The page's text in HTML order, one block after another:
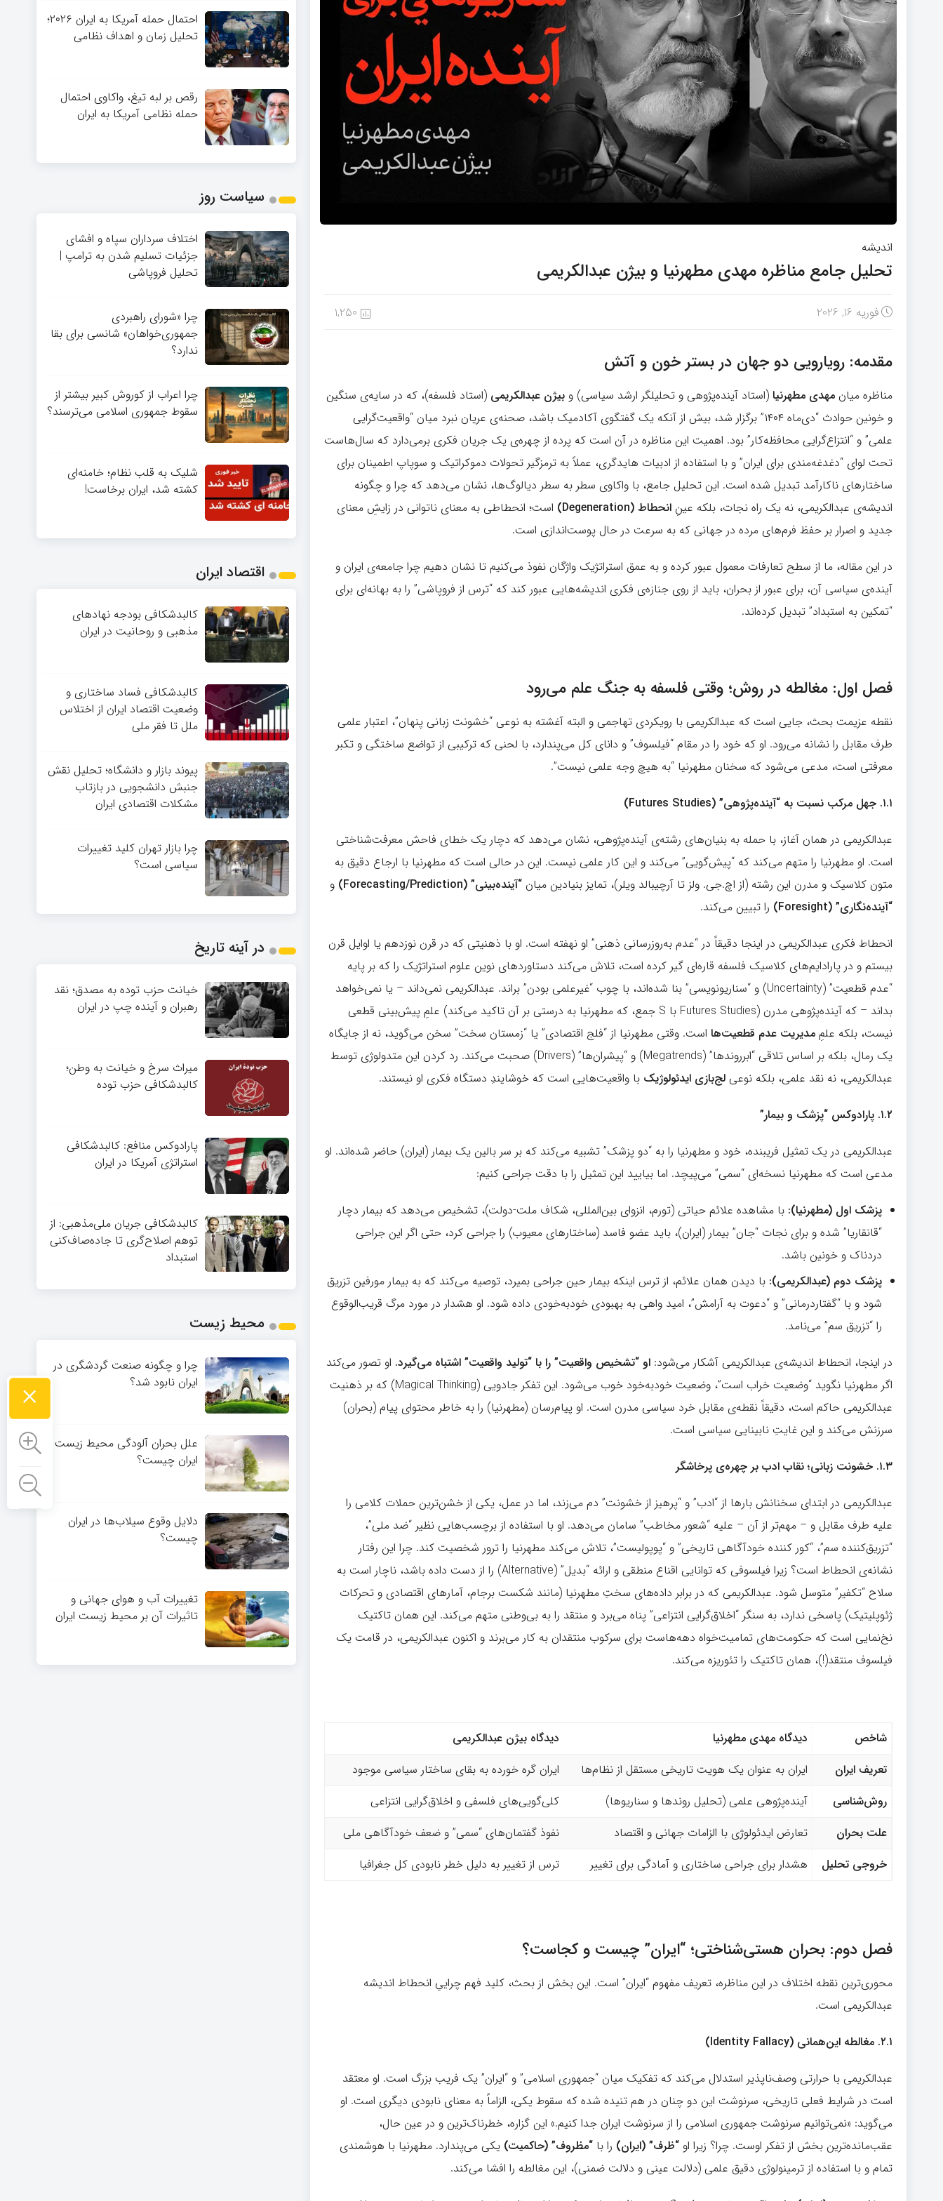
اندیشه
تحلیل جامع مناظره مهدی مطهرنیا و بیژن عبدالکریمی
فوریه 16, 2026 1,250
مقدمه: رویارویی دو جهان در بستر خون و آتش
مناظره میان مهدی مطهرنیا (استاد آینده‌پژوهی و تحلیلگر ارشد سیاسی) و بیژن عبدالکریمی (استاد فلسفه)، که در سایه‌ی سنگین
و خونین حوادث “دی‌ماه ۱۴۰۴” برگزار شد، بیش از آنکه یک گفتگوی آکادمیک باشد، صحنه‌ی عریان نبرد میان “واقعیت‌گرایی
علمی” و “انتزاع‌گرایی محافظه‌کار” بود. اهمیت این مناظره در آن است که پرده از چهره‌ی یک جریان فکری برمی‌دارد که سال‌هاست
تحت لوای “دغدغه‌مندی برای ایران” و با استفاده از ادبیات هایدگری، عملاً به ترمزگیر تحولات دموکراتیک و سوپاپ اطمینان برای
ساختارهای ناکارآمد تبدیل شده است. این تحلیل جامع، با واکاوی سطر به سطر دیالوگ‌ها، نشان می‌دهد که چرا و چگونه
اندیشه‌ی عبدالکریمی، نه یک راه نجات، بلکه عینِ انحطاط (Degeneration)
است؛ انحطاطی به معنای ناتوانی در زایشِ معنای
جدید و اصرار بر حفظ فرم‌های مرده در جهانی که به سرعت در حال پوست‌اندازی است.
در این مقاله، ما از سطح تعارفات معمول عبور کرده و به عمق استراتژیک واژگان نفوذ می‌کنیم تا نشان دهیم چرا جامعه‌ی ایران و
آینده‌ی سیاسی آن، برای عبور از بحران، باید از روی جنازه‌ی فکری اندیشه‌هایی عبور کند که “ترس از فروپاشی” را به بهانه‌ای برای
“تمکین به استبداد” تبدیل کرده‌اند.
فصل اول: مغالطه در روش؛ وقتی فلسفه به جنگ علم می‌رود
نقطه عزیمت بحث، جایی است که عبدالکریمی با رویکردی تهاجمی و البته آغشته به نوعی “خشونت زبانی پنهان”، اعتبار علمی
طرف مقابل را نشانه می‌رود. او که خود را در مقام “فیلسوف” و دانای کل می‌پندارد، با لحنی که ترکیبی از تواضع ساختگی و تکبر
معرفتی است، مدعی می‌شود که سخنان مطهرنیا “به هیچ وجه علمی نیست”.
۱.۱. جهل مرکب نسبت به “آینده‌پژوهی” (Futures Studies)
عبدالکریمی در همان آغاز، با حمله به بنیان‌های رشته‌ی آینده‌پژوهی، نشان می‌دهد که دچار یک خطای فاحش معرفت‌شناختی
است. او مطهرنیا را متهم می‌کند که “پیش‌گویی” می‌کند و این کار علمی نیست. این در حالی است که مطهرنیا با ارجاع دقیق به
متون کلاسیک و مدرن این رشته (از اچ.جی. ولز تا آرچیبالد ویلر)، تمایز بنیادین میان “آینده‌بینی” (Forecasting/Prediction)
و
“آینده‌نگاری” (Foresight) را تبیین می‌کند.
انحطاط فکری عبدالکریمی در اینجا دقیقاً در “عدم به‌روزرسانی ذهنی” او نهفته است. او با ذهنیتی که در قرن نوزدهم یا اوایل قرن
بیستم و در پارادایم‌های کلاسیک فلسفه قاره‌ای گیر کرده است، تلاش می‌کند دستاوردهای نوین علوم استراتژیک را که بر پایه
“عدم قطعیت” (Uncertainty) و “سناریونویسی” بنا شده‌اند، با چوب “غیرعلمی بودن” براند. عبدالکریمی نمی‌داند – یا نمی‌خواهد
بداند – که آینده‌پژوهی مدرن (Futures Studies با S جمع، که مطهرنیا به درستی بر آن تاکید می‌کند) علمِ پیش‌بینی قطعی
نیست، بلکه علمِ مدیریت عدم قطعیت‌ها است. وقتی مطهرنیا از “فلج اقتصادی” یا “زمستان سخت” سخن می‌گوید، نه از جایگاه
یک رمال، بلکه بر اساس تلاقی “ابرروندها” (Megatrends) و “پیشران‌ها” (Drivers) صحبت می‌کند. رد کردن این متدولوژی توسط
عبدالکریمی، نه نقد علمی، بلکه نوعی لج‌بازی ایدئولوژیک با واقعیت‌هایی است که خوشایندِ دستگاه فکری او نیستند.
۱.۲. پارادوکس “پزشک و بیمار”
عبدالکریمی در یک تمثیل فریبنده، خود و مطهرنیا را به “دو پزشک” تشبیه می‌کند که بر سر بالین یک بیمار (ایران) حاضر شده‌اند. او
مدعی است که مطهرنیا نسخه‌ای “سمی” می‌پیچد. اما بیایید این تمثیل را با دقت جراحی کنیم:
پزشک اول (مطهرنیا): با مشاهده علائم حیاتی (تورم، انزوای بین‌المللی، شکاف ملت-دولت)، تشخیص می‌دهد که بیمار دچار
“قانقاریا” شده و برای نجات “جان” بیمار (ایران)، باید عضو فاسد (ساختارهای معیوب) را جراحی کرد، حتی اگر این جراحی
دردناک و خونین باشد.
پزشک دوم (عبدالکریمی): با دیدن همان علائم، از ترس اینکه بیمار حین جراحی بمیرد، توصیه می‌کند که به بیمار مورفین تزریق
شود و با “گفتاردرمانی” و “دعوت به آرامش”، امید واهی به بهبودی خودبه‌خودی داده شود. او هشدار در مورد مرگ قریب‌الوقوع
را “تزریق سم” می‌نامد.
در اینجا، انحطاط اندیشه‌ی عبدالکریمی آشکار می‌شود: او “تشخیص واقعیت” را با “تولید واقعیت” اشتباه می‌گیرد. او تصور می‌کند
اگر مطهرنیا نگوید “وضعیت خراب است”، وضعیت خودبه‌خود خوب می‌شود. این تفکر جادویی (Magical Thinking) که بر ذهنیت
عبدالکریمی حاکم است، دقیقاً نقطه‌ی مقابل خرد سیاسی مدرن است. او پیام‌رسان (مطهرنیا) را به خاطر محتوای پیام (بحران)
سرزنش می‌کند و این غایتِ نابینایی سیاسی است.
۱.۳. خشونت زبانی؛ نقاب ادب بر چهره‌ی پرخاشگر
عبدالکریمی در ابتدای سخنانش بارها از “ادب” و “پرهیز از خشونت” دم می‌زند، اما در عمل، یکی از خشن‌ترین حملات کلامی را
علیه طرف مقابل و – مهم‌تر از آن – علیه “شعور مخاطب” سامان می‌دهد. او با استفاده از برچسب‌هایی نظیر “ضد ملی”،
“تزریق‌کننده سم”، “کور کننده خودآگاهی تاریخی” و “پوپولیست”، تلاش می‌کند مطهرنیا را ترور شخصیت کند. چرا این رفتار
نشانه‌ی انحطاط است؟ زیرا فیلسوفی که توانایی اقناع منطقی و ارائه “بدیل” (Alternative) را از دست داده باشد، ناچار است به
سلاح “تکفیر” متوسل شود. عبدالکریمی که در برابر داده‌های سختِ مطهرنیا (مانند شکست برجام، آمارهای اقتصادی و تحرکات
ژئوپلیتیک) پاسخی ندارد، به سنگر “اخلاق‌گرایی انتزاعی” پناه می‌برد و منتقد را به بی‌وطنی متهم می‌کند. این همان تاکتیک
نخ‌نمایی است که حکومت‌های تمامیت‌خواه دهه‌هاست برای سرکوب منتقدان به کار می‌برند و اکنون عبدالکریمی، در قامت یک
فیلسوف منتقد(!)، همان تاکتیک را تئوریزه می‌کند.
شاخص دیدگاه مهدی مطهرنیا
دیدگاه بیژن عبدالکریمی
تعریف ایران
ایران به عنوان یک هویت تاریخی مستقل از نظام‌ها
ایران گره خورده به بقای ساختار سیاسی موجود
روش‌شناسی
آینده‌پژوهی علمی (تحلیل روندها و سناریوها)
کلی‌گویی‌های فلسفی و اخلاق‌گرایی انتزاعی
علت بحران
تعارض ایدئولوژی با الزامات جهانی و اقتصاد
نفوذ گفتمان‌های “سمی” و ضعف خودآگاهی ملی
خروجی تحلیل
هشدار برای جراحی ساختاری و آمادگی برای تغییر ترس از تغییر به دلیل خطر نابودی کل جغرافیا
فصل دوم: بحران هستی‌شناختی؛ “ایران” چیست و کجاست؟
محوری‌ترین نقطه اختلاف در این مناظره، تعریف مفهوم “ایران” است. این بخش از بحث، کلید فهم چراییِ انحطاط اندیشه
عبدالکریمی است.
۲.۱. مغالطه این‌همانی (Identity Fallacy)
عبدالکریمی با حرارتی وصف‌ناپذیر استدلال می‌کند که تفکیک میان “جمهوری اسلامی” و “ایران” یک فریب بزرگ است. او معتقد
است در شرایط فعلی تاریخی، سرنوشت این دو چنان در هم تنیده شده که سقوط یکی، الزاماً به معنای نابودی دیگری است. او
می‌گوید: «نمی‌توانیم سرنوشت جمهوری اسلامی را از سرنوشت ایران جدا کنیم.» این گزاره، خطرناک‌ترین و در عین حال،
عقب‌مانده‌ترین بخش از تفکر اوست. چرا؟ زیرا او “ظرف” (ایران) را با “مظروف” (حاکمیت) یکی می‌پندارد. مطهرنیا با هوشمندی
تمام و با استفاده از ترمینولوژی دقیق علمی (دلالت عینی و دلالت ضمنی)، این مغالطه را افشا می‌کند.
احتمال حمله آمریکا به ایران ۲۰۲۶؛
تحلیل زمان و اهداف نظامی
رقص بر لبه تیغ، واکاوی احتمال
حمله نظامی آمریکا به ایران
سیاست روز
اختلاف سرداران سپاه و افشای
جزئیات تسلیم شدن به ترامپ |
تحلیل فروپاشی
چرا «شورای راهبردی
جمهوری‌خواهان» شانسی برای بقا
ندارد؟
چرا اعراب از کوروش کبیر بیشتر از
سقوط جمهوری اسلامی می‌ترسند؟
شلیک به قلب نظام؛ خامنه‌ای
کشته شد، ایران برخاست!
اقتصاد ایران
کالبدشکافی بودجه نهادهای
مذهبی و روحانیت در ایران
کالبدشکافی فساد ساختاری و
وضعیت اقتصاد ایران از اختلاس
ملل تا فقر ملی
پیوند بازار و دانشگاه؛ تحلیل نقش
جنبش دانشجویی در بازتاب
مشکلات اقتصادی ایران
چرا بازار تهران کلید تغییرات
سیاسی است؟
در آینه تاریخ
خیانت حزب توده به مصدق؛ نقد
رهبران و آینده چپ در ایران
میراث سرخ و خیانت به وطن؛
کالبدشکافی حزب توده
پارادوکس منافع: کالبدشکافی
استراتژی آمریکا در ایران
کالبدشکافی جریان ملی‌مذهبی: از
توهم اصلاح‌گری تا جاده‌صاف‌کنی
استبداد
محیط زیست
چرا و چگونه صنعت گردشگری در
ایران نابود شد؟
علل بحران آلودگی محیط زیست
ایران چیست؟
دلایل وقوع سیلاب‌ها در ایران
چیست؟
تغییرات آب و هوای جهانی و
تاثیرات آن بر محیط زیست ایران
×